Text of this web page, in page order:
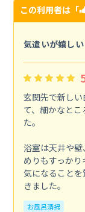
この利用者は「
気遣いが嬉しい
玄関先で新し
て、細かなと
た。
浴室は天井や
めりもすっか
気になること
きました。
お風呂清掃